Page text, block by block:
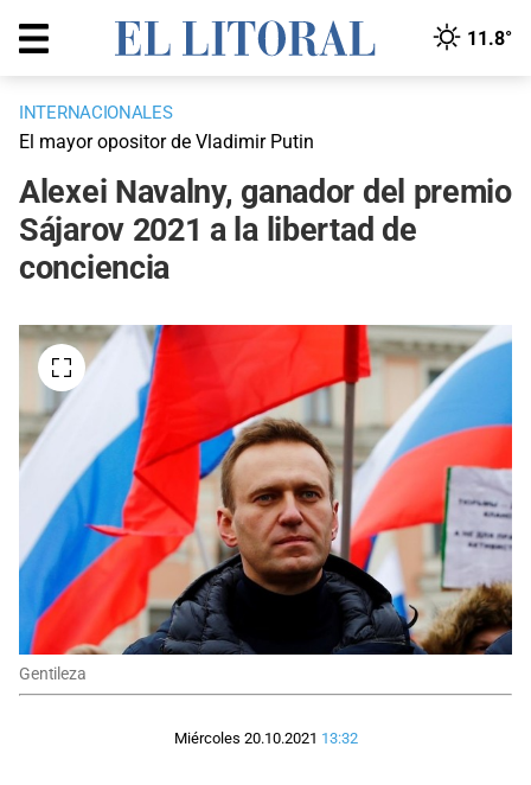
11.8°
INTERNACIONALES
El mayor opositor de Vladimir Putin
Alexei Navalny, ganador del premio
Sájarov 2021 a la libertad de
conciencia
Gentileza
Miércoles 20.10.2021 13:32